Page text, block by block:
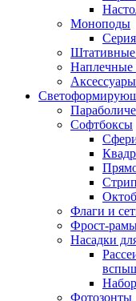
Моноподы
Наплечные
Софтбоксы
Флаги и
Фрост-
Насадки
Фотозонты